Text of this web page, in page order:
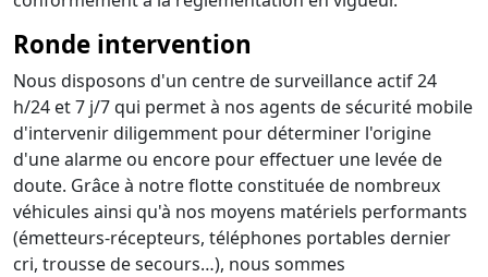
Ronde intervention
Nous disposons d'un centre de surveillance actif 24
h/24 et 7 j/7 qui permet à nos agents de sécurité mobile
d'intervenir diligemment pour déterminer l'origine
d'une alarme ou encore pour effectuer une levée de
doute. Grâce à notre flotte constituée de nombreux
véhicules ainsi qu'à nos moyens matériels performants
(émetteurs-récepteurs, téléphones portables dernier
cri, trousse de secours…), nous sommes